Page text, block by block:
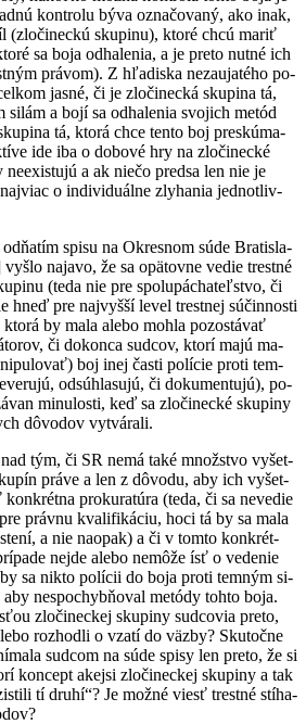
kon­tro­lu bý­va ozna­čo­va­ný, ako inak,
(zlo­či­nec­kú sku­pi­nu), kto­ré chcú ma­riť
sa bo­ja od­ha­le­nia, a je pre­to nut­né ich
prá­vom). Z hľa­dis­ka ne­zau­ja­té­ho po­
jas­né, či je zlo­či­nec­ká sku­pi­na tá,
a bo­jí sa od­ha­le­nia svo­jich me­tód
tá, kto­rá chce ten­to boj pres­kú­ma­
ide iba o do­bo­vé hry na zlo­či­nec­ké
a ak nie­čo pred­sa len nie je
o in­di­vi­duál­ne zly­ha­nia jed­not­liv­
spi­su na Ok­res­nom sú­de Bra­tis­la­
naj­avo, že sa opä­tov­ne ve­die tres­tné
(te­da nie pre spolu­pá­cha­teľ­stvo, či
hneď pre naj­vyš­ší le­vel tres­tnej sú­čin­nos­ti
by ma­la ale­bo moh­la po­zos­tá­vať
či do­kon­ca sud­cov, kto­rí ma­jú ma­
boj inej čas­ti po­lí­cie pro­ti tem­
od­súh­la­su­jú, či do­ku­men­tu­jú), po­
mi­nu­los­ti, keď sa zlo­či­nec­ké sku­pi­ny
dô­vo­dov vy­tvá­ra­li.
tým, či SR ne­má ta­ké množ­stvo vy­šet­
prá­ve a len z dô­vo­du, aby ich vy­šet­
pro­ku­ra­tú­ra (te­da, či sa ne­ve­die
práv­nu kva­li­fi­ká­ciu, ho­ci tá by sa ma­la
a nie nao­pak) a či v tom­to kon­krét­
nej­de ale­bo ne­mô­že ísť o ve­de­nie
sa nik­to po­lí­cii do bo­ja pro­ti tem­ným si­
nes­po­chyb­ňo­val me­tó­dy toh­to bo­ja.
zlo­či­nec­kej sku­pi­ny sud­co­via pre­to,
roz­hod­li o vza­tí do väz­by? Sku­toč­ne
sud­com na sú­de spi­sy len pre­to, že si
kon­cept akej­si zlo­či­nec­kej sku­pi­ny a tak
tí dru­hí“? Je mož­né viesť tres­tné stí­ha­